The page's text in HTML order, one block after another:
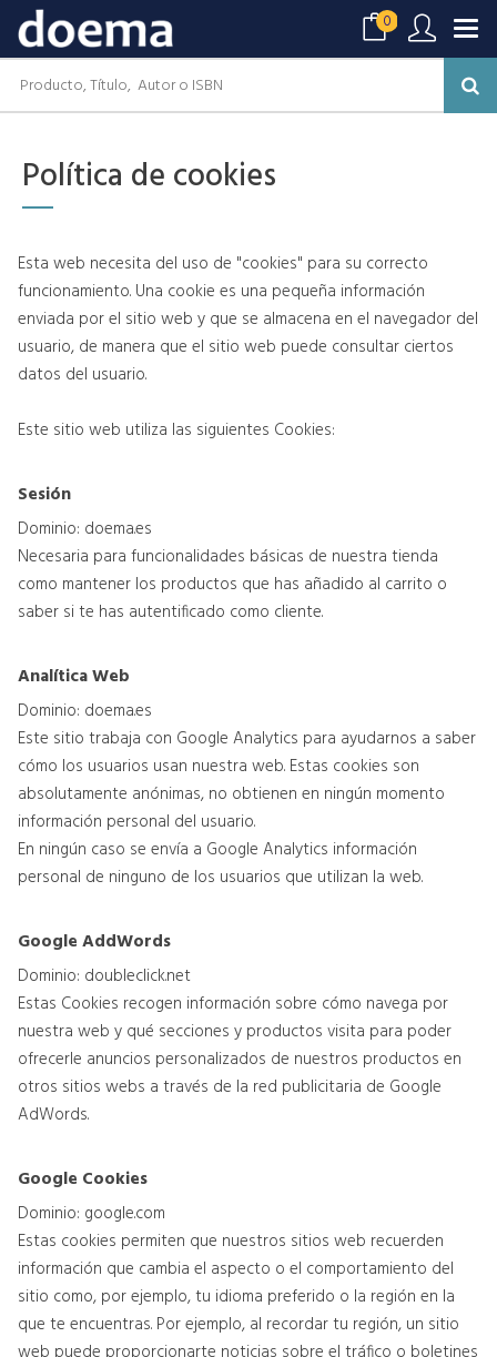
0
Política de cookies
Esta web necesita del uso de "cookies" para su correcto
funcionamiento. Una cookie es una pequeña información
enviada por el sitio web y que se almacena en el navegador del
usuario, de manera que el sitio web puede consultar ciertos
datos del usuario.
Este sitio web utiliza las siguientes Cookies:
Sesión
Dominio: doema.es
Necesaria para funcionalidades básicas de nuestra tienda
como mantener los productos que has añadido al carrito o
saber si te has autentificado como cliente.
Analítica Web
Dominio: doema.es
Este sitio trabaja con Google Analytics para ayudarnos a saber
cómo los usuarios usan nuestra web. Estas cookies son
absolutamente anónimas, no obtienen en ningún momento
información personal del usuario.
En ningún caso se envía a Google Analytics información
personal de ninguno de los usuarios que utilizan la web.
Google AddWords
Dominio: doubleclick.net
Estas Cookies recogen información sobre cómo navega por
nuestra web y qué secciones y productos visita para poder
ofrecerle anuncios personalizados de nuestros productos en
otros sitios webs a través de la red publicitaria de Google
AdWords.
Google Cookies
Dominio: google.com
Estas cookies permiten que nuestros sitios web recuerden
información que cambia el aspecto o el comportamiento del
sitio como, por ejemplo, tu idioma preferido o la región en la
que te encuentras. Por ejemplo, al recordar tu región, un sitio